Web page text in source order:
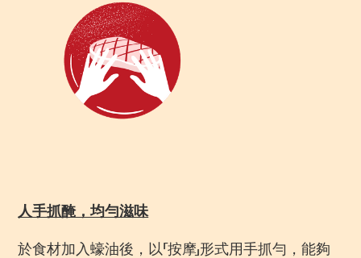
人手抓醃，均勻滋味
於食材加入蠔油後，以「按摩」形式用手抓勻，能夠